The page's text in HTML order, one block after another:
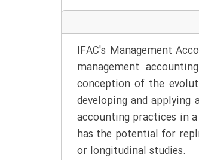
IFAC's Management
management
conception of the
developing and
accounting practices in
has the potential for
or longitudinal studies.